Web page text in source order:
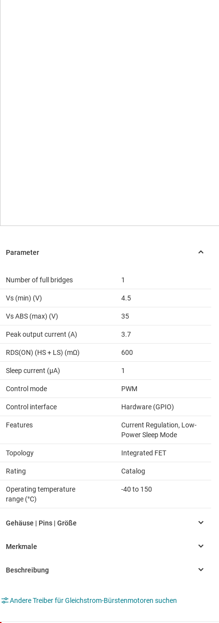
Number of full bridges 1
Vs (min) (V) 4.5
Vs ABS (max) (V) 35
Peak output current (A) 3.7
RDS(ON) (HS + LS) (mΩ) 600
Sleep current (µA) 1
Control mode PWM
Control interface Hardware (GPIO)
Features
Current Regulation, Low-
Power Sleep Mode
Topology Integrated FET
Rating Catalog
Operating temperature
range (°C)
-40 to 150
Andere Treiber für Gleichstrom-Bürstenmotoren suchen